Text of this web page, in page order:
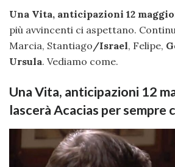
Una Vita, anticipazioni 12 maggio
più avvincenti ci aspettano.
Marcia, Stantiago/Israel, Felipe,
Ursula. Vediamo come.
Una Vita, anticipazioni 12
lascerà Acacias per sempre